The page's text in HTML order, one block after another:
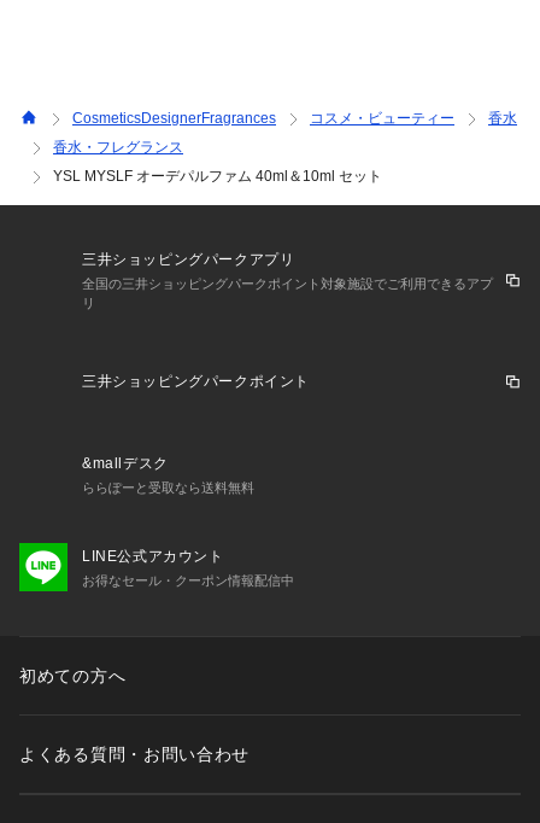
CosmeticsDesignerFragrances コスメ・ビューティー
香水
香水・フレグランス
YSL MYSLF オーデパルファム 40ml＆10ml セット
三井ショッピングパークアプリ
全国の三井ショッピングパークポイント対象施設でご利用できるアプ
リ
三井ショッピングパークポイント
&mallデスク
ららぽーと受取なら送料無料
LINE公式アカウント
お得なセール・クーポン情報配信中
初めての方へ
よくある質問・お問い合わせ